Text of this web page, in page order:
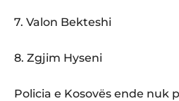
7. Valon Bekteshi
8. Zgjim Hyseni
Policia e Kosovës ende nuk